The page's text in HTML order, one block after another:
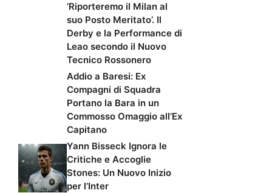
‘Riporteremo il Milan al
suo Posto Meritato’. Il
Derby e la Performance di
Leao secondo il Nuovo
Tecnico Rossonero
Addio a Baresi: Ex
Compagni di Squadra
Portano la Bara in un
Commosso Omaggio all’Ex
Capitano
Yann Bisseck Ignora le
Critiche e Accoglie
Stones: Un Nuovo Inizio
per l’Inter